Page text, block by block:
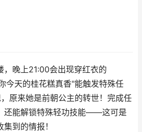
，晚上21:00会出现穿红衣的
今天的桂花糕真香"能触发特殊任
原来她是前朝公主的转世！完成任
还能解锁特殊轻功技能——这可是
到的情报！